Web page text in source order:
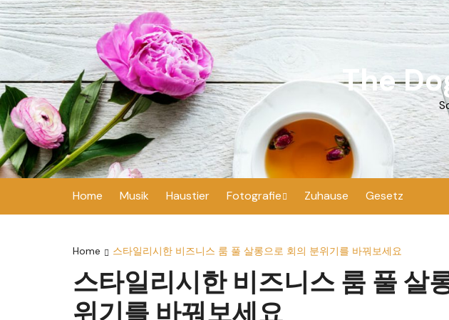
Skip
to
content
The
Home Musik Haustier Fotografie Zuhause Gesetz
Home 스타일리시한 비즈니스 룸 풀 살롱으로 회의 분위기를 바꿔보세요
스타일리시한 비즈니스 룸 풀 살
위기를 바꿔보세요